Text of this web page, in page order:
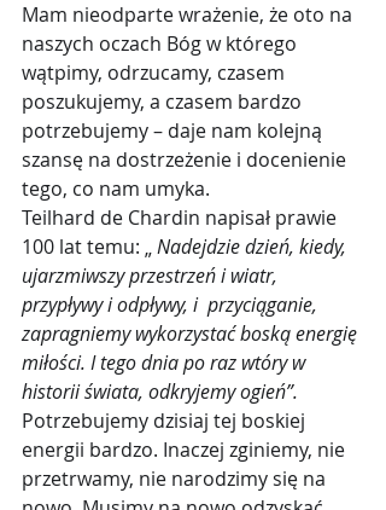
Mam nieodparte wrażenie, że oto na
naszych oczach Bóg w którego
wątpimy, odrzucamy, czasem
poszukujemy, a czasem bardzo
potrzebujemy – daje nam kolejną
szansę na dostrzeżenie i docenienie
tego, co nam umyka.
Teilhard de Chardin napisał prawie
100 lat temu: „ Nadejdzie dzień, kiedy,
ujarzmiwszy przestrzeń i wiatr,
przypływy i odpływy, i  przyciąganie,
zapragniemy wykorzystać boską energię
miłości. I tego dnia po raz wtóry w
historii świata, odkryjemy ogień”.
Potrzebujemy dzisiaj tej boskiej
energii bardzo. Inaczej zginiemy, nie
przetrwamy, nie narodzimy się na